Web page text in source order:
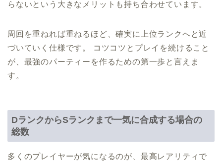
らないという大きなメリットも持ち合わせています。
周回を重ねれば重ねるほど、確実に上位ランクへと近
づいていく仕様です。 コツコツとプレイを続けること
が、最強のパーティーを作るための第一歩と言えま
す。
DランクからSランクまで一気に合成する場合の
総数
多くのプレイヤーが気になるのが、最高レアリティで